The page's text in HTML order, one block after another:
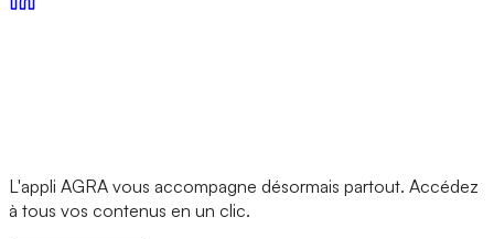
L'appli AGRA vous accompagne désormais partout. Accédez
à tous vos contenus en un clic.